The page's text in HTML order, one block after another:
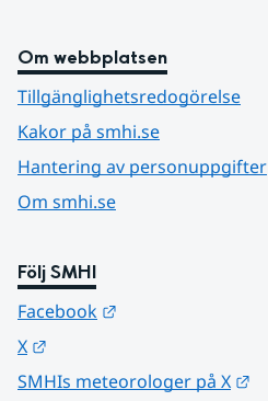
Om webbplatsen
Tillgänglighetsredogörelse
Kakor på smhi.se
Hantering av personuppgifter
Om smhi.se
Följ SMHI
Facebook
X
SMHIs meteorologer på X